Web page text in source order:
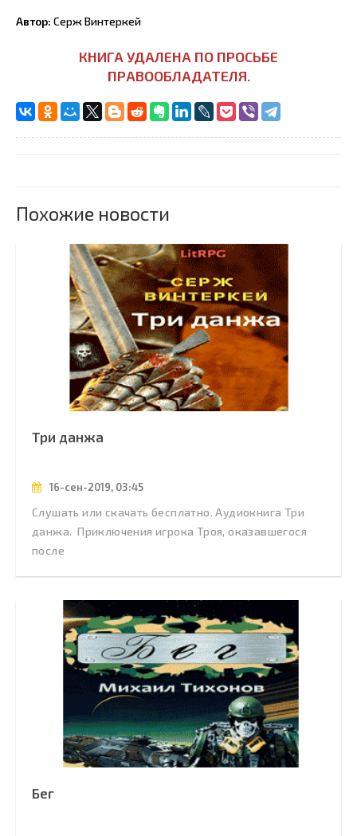
Автор: Серж Винтеркей
КНИГА УДАЛЕНА ПО ПРОСЬБЕ
ПРАВООБЛАДАТЕЛЯ.
Похожие новости
Три данжа
16-сен-2019, 03:45
Слушать или скачать бесплатно. Аудиокнига Три
данжа. Приключения игрока Троя, оказавшегося
после
Бег